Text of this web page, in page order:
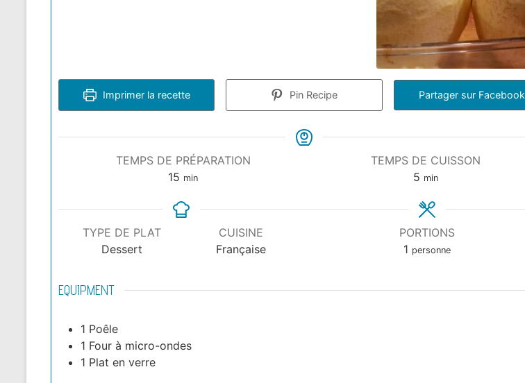
Imprimer la recette Pin Recipe Partager sur Facebook
TEMPS DE PRÉPARATION
15 min
TEMPS DE CUISSON
5 min
TYPE DE PLAT
Dessert
CUISINE
Française
PORTIONS
1 personne
EQUIPMENT
1 Poêle
1 Four à micro-ondes
1 Plat en verre